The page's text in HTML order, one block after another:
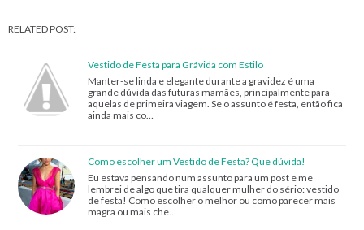
RELATED POST:
Vestido de Festa para Grávida com Estilo
Manter-se linda e elegante durante a gravidez é uma
grande dúvida das futuras mamães, principalmente para
aquelas de primeira viagem. Se o assunto é festa, então fica
ainda mais co…
Como escolher um Vestido de Festa? Que dúvida!
Eu estava pensando num assunto para um post e me
lembrei de algo que tira qualquer mulher do sério: vestido
de festa! Como escolher o melhor ou como parecer mais
magra ou mais che…